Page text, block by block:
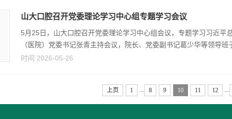
山大口腔召开党委理论学习中心组专题学习会议
5月25日，山大口腔召开党委理论学习中心组会议，专题学习习近
（医院）党委书记张青主持会议，院长、党委副书记葛少华等领导班
时间:2026-05-26
上页 1 8 9 10 11 12